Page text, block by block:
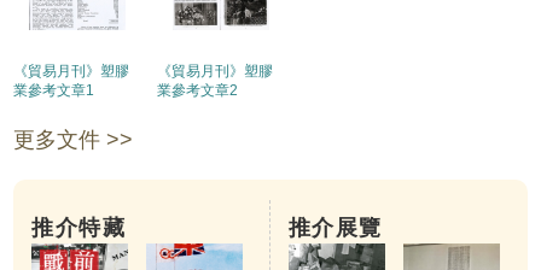
《貿易月刊》塑膠
業參考文章1
《貿易月刊》塑膠
業參考文章2
更多文件 >>
推介特藏 推介展覽